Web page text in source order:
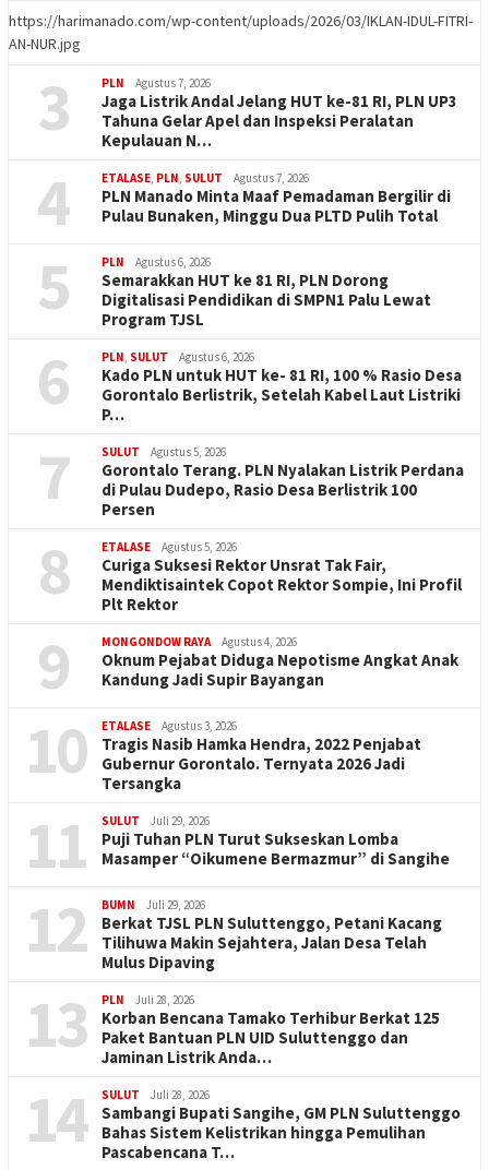
https://harimanado.com/wp-content/uploads/2026/03/IKLAN-IDUL-FITRI-
AN-NUR.jpg
3 PLN Agustus 7, 2026
Jaga Listrik Andal Jelang HUT ke-81 RI, PLN UP3
Tahuna Gelar Apel dan Inspeksi Peralatan
Kepulauan N…
4 ETALASE PLN SULUT Agustus 7, 2026
PLN Manado Minta Maaf Pemadaman Bergilir di
Pulau Bunaken, Minggu Dua PLTD Pulih Total
5 PLN Agustus 6, 2026
Semarakkan HUT ke 81 RI, PLN Dorong
Digitalisasi Pendidikan di SMPN1 Palu Lewat
Program TJSL
6 PLN SULUT Agustus 6, 2026
Kado PLN untuk HUT ke- 81 RI, 100 % Rasio Desa
Gorontalo Berlistrik, Setelah Kabel Laut Listriki
P…
7 SULUT Agustus 5, 2026
Gorontalo Terang. PLN Nyalakan Listrik Perdana
di Pulau Dudepo, Rasio Desa Berlistrik 100
Persen
8 ETALASE Agustus 5, 2026
Curiga Suksesi Rektor Unsrat Tak Fair,
Mendiktisaintek Copot Rektor Sompie, Ini Profil
Plt Rektor
9 MONGONDOW RAYA Agustus 4, 2026
Oknum Pejabat Diduga Nepotisme Angkat Anak
Kandung Jadi Supir Bayangan
10 ETALASE Agustus 3, 2026
Tragis Nasib Hamka Hendra, 2022 Penjabat
Gubernur Gorontalo. Ternyata 2026 Jadi
Tersangka
11 SULUT Juli 29, 2026
Puji Tuhan PLN Turut Sukseskan Lomba
Masamper “Oikumene Bermazmur” di Sangihe
12 BUMN Juli 29, 2026
Berkat TJSL PLN Suluttenggo, Petani Kacang
Tilihuwa Makin Sejahtera, Jalan Desa Telah
Mulus Dipaving
13 PLN Juli 28, 2026
Korban Bencana Tamako Terhibur Berkat 125
Paket Bantuan PLN UID Suluttenggo dan
Jaminan Listrik Anda…
14 SULUT Juli 28, 2026
Sambangi Bupati Sangihe, GM PLN Suluttenggo
Bahas Sistem Kelistrikan hingga Pemulihan
Pascabencana T…